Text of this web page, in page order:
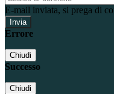
E-mail inviata, si prega di
Errore
Chiudi
Successo
Chiudi